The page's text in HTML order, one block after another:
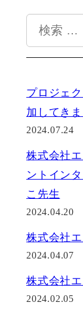
索
プロジェ
加してきま
2024.07.24
株式会社
ントイン
こ先生
2024.04.20
株式会社
2024.04.07
株式会社
2024.02.05